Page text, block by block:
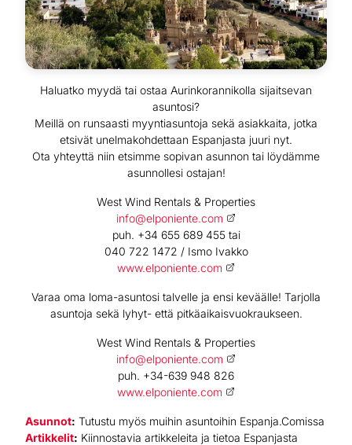
Haluatko myydä tai ostaa Aurinkorannikolla sijaitsevan
asuntosi?
Meillä on runsaasti myyntiasuntoja sekä asiakkaita, jotka
etsivät unelmakohdettaan Espanjasta juuri nyt.
Ota yhteyttä niin etsimme sopivan asunnon tai löydämme
asunnollesi ostajan!
West Wind Rentals & Properties
info@elponiente.com
puh. +34 655 689 455 tai
040 722 1472 / Ismo Ivakko
www.elponiente.com
Varaa oma loma-asuntosi talvelle ja ensi keväälle! Tarjolla
asuntoja sekä lyhyt- että pitkäaikaisvuokraukseen.
West Wind Rentals & Properties
info@elponiente.com
puh. +34-639 948 826
www.elponiente.com
Asunnot: Tutustu myös muihin asuntoihin Espanja.Comissa
Artikkelit: Kiinnostavia artikkeleita ja tietoa Espanjasta